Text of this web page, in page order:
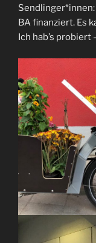
BA finanziert. Es
Ich hab’s probiert